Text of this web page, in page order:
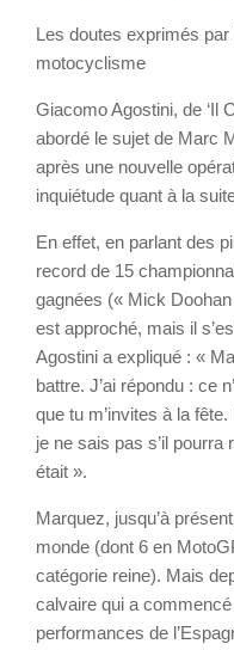
Les doutes exprimés par
motocyclisme
Giacomo Agostini, de ‘Il
abordé le sujet de Marc
après une nouvelle
inquiétude quant à la
En effet, en parlant des
record de 15
gagnées (« Mick
est approché, mais il
Agostini a expliqué : «
battre. J’ai répondu : ce
que tu m’invites à la
je ne sais pas s’il pourra
était ».
Marquez, jusqu’à
monde (dont 6 en
catégorie reine). Mais
calvaire qui a
performances de